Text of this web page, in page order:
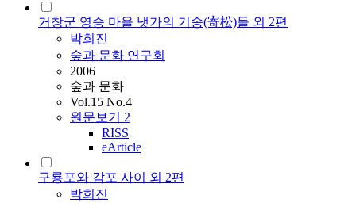
거창군 영승 마을 냇가의 기송(寄松)들 외 2편
박희진
숲과 문화 연구회
2006
숲과 문화
Vol.15 No.4
원문보기 2
RISS
eArticle
구룡포와 감포 사이 외 2편
박희진